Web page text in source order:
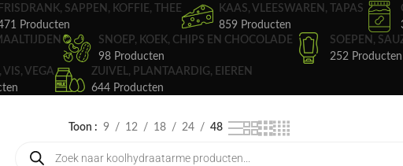
FRISDRANK, SAPPEN, KOFFIE, THEE
Producten
KAAS, VLEESWAREN, TAPAS
859 Producten
SNOEP, KOEK, CHIPS EN CHOCOLADE
98 Producten
SOEPEN,
252 Producten
VIS, VEGA
ZUIVEL, PLANTAARDIG, EIEREN
644 Producten
Toon 9 12 18 24 48